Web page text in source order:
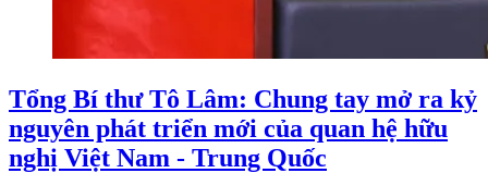
Tổng Bí thư Tô Lâm: Chung tay mở ra kỷ
nguyên phát triển mới của quan hệ hữu
nghị Việt Nam - Trung Quốc